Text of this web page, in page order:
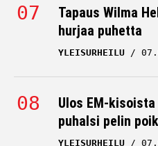
Tapaus Wilma
hurjaa puhetta
YLEISURHEILU
Ulos EM-
puhalsi pelin
YLEISURHEILU